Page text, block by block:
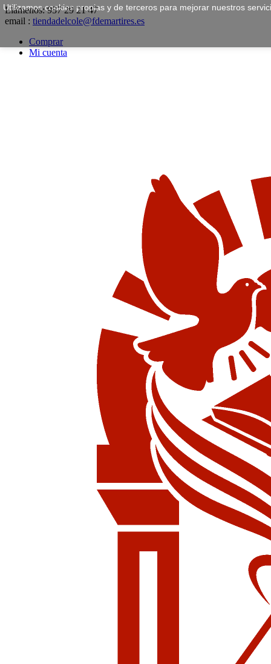
Utilizamos cookies propias y de terceros para mejorar nuestros
Llámenos:957 29 21 47
email : tiendadelcole@fdemartires.es
Comprar
Mi cuenta